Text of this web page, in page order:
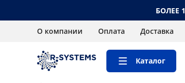
БОЛЕЕ
О компании Оплата Доставка
Каталог